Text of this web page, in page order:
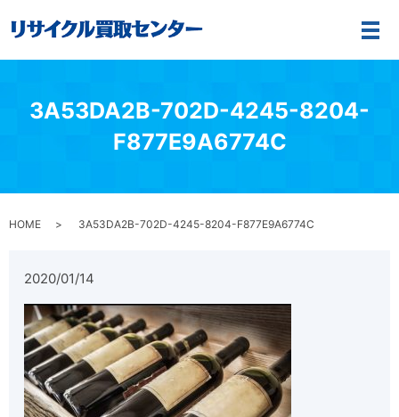
メ
3A53DA2B-702D-4245-8204-
F877E9A6774C
HOME 3A53DA2B-702D-4245-8204-F877E9A6774C
2020/01/14